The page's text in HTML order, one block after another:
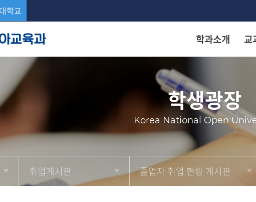
학교
학과소개 교
공고게시판
졸업자 취업 현황 게시판
학생광장
Korea National Open
취업게시판 졸업자 취업 현황 게시판